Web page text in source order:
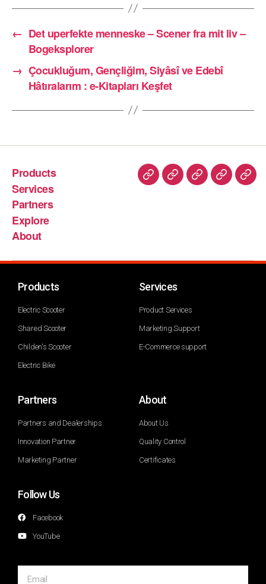
← Det uperfekte menneske – Scener fra mit liv –
Bogeksplorer
→ Çocukluğum, Gençliğim, Siyâsî ve Edebî
Hâtıralarım : e-Kitapları Keşfet
Products
Services
Partners
Explore
About
Products
Electric Scooter
Shared Scooter
Childen's Scooter
Electric Bike
Services
Product Services
Marketing Support
E-Commerce support
Partners
Partners and Dealerships
Innovation Partner
Marketing Partner
About
About Us
Quality Control
Certificates
Follow Us
Facebook
YouTube